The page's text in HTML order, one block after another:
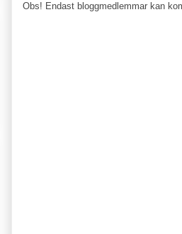
Obs! Endast bloggmedlemmar kan